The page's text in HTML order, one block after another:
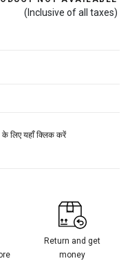
(Inclusive of all taxes)
लिए यहाँ क्लिक करें
Return and get
money